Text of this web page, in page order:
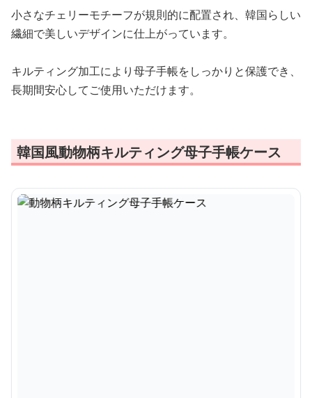
小さなチェリーモチーフが規則的に配置され、韓国らしい
繊細で美しいデザインに仕上がっています。
キルティング加工により母子手帳をしっかりと保護でき、
長期間安心してご使用いただけます。
韓国風動物柄キルティング母子手帳ケース